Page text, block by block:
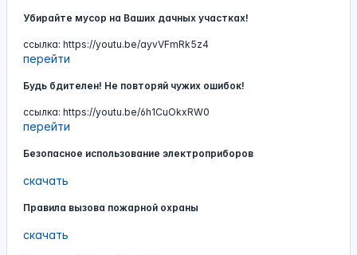
Убирайте мусор на Ваших дачных участках!
ссылка: https://youtu.be/ayvVFmRk5z4
перейти
Будь бдителен! Не повторяй чужих ошибок!
ссылка: https://youtu.be/6h1CuOkxRW0
перейти
Безопасное использование электроприборов
скачать
Правила вызова пожарной охраны
скачать